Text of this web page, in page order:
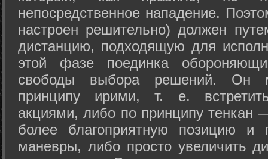
непосредственное нападение.
настроен решительно) должен
дистанцию, подходящую для
этой фазе поединка
свободы выбора решений. Он
принципу ирими, т. е.
акциями, либо по принципу тенкан
более благоприятную позицию и
маневры, либо просто увеличить